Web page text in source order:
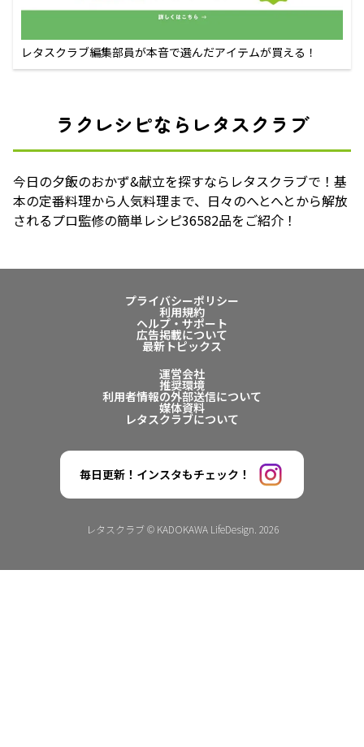
レタスクラブ編集部員が本音で選んだアイテムが買える！
ラクレシピならレタスクラブ
今日の夕飯のおかず&献立を探すならレタスクラブで！基
本の定番料理から人気料理まで、日々のへとへとから解放
されるプロ監修の簡単レシピ36582品をご紹介！
プライバシーポリシー
利用規約
ヘルプ・サポート
広告掲載について
最新トピックス
運営会社
推奨環境
利用者情報の外部送信について
媒体資料
レタスクラブについて
毎日更新！インスタもチェック！
レタスクラブ © KADOKAWA LifeDesign. 2026